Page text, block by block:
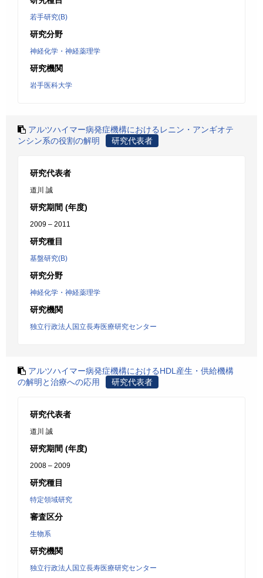
若手研究(B)
研究分野
神経化学・神経薬理学
研究機関
岩手医科大学
アルツハイマー病発症機構におけるレニン・アンギオテ
ンシン系の役割の解明
研究代表者
研究代表者
道川 誠
研究期間 (年度)
2009 – 2011
研究種目
基盤研究(B)
研究分野
神経化学・神経薬理学
研究機関
独立行政法人国立長寿医療研究センター
アルツハイマー病発症機構におけるHDL産生・供給機構
の解明と治療への応用
研究代表者
研究代表者
道川 誠
研究期間 (年度)
2008 – 2009
研究種目
特定領域研究
審査区分
生物系
研究機関
独立行政法人国立長寿医療研究センター